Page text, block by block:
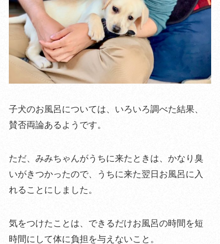
子犬のお風呂については、いろいろ調べた結果、
賛否両論あるようです。
ただ、みみちゃんがうちに来たときは、かなり臭
いがきつかったので、うちに来た翌日お風呂に入
れることにしました。
気をつけたことは、 できるだけお風呂の時間を短
時間にして体に負担を与えないこと。